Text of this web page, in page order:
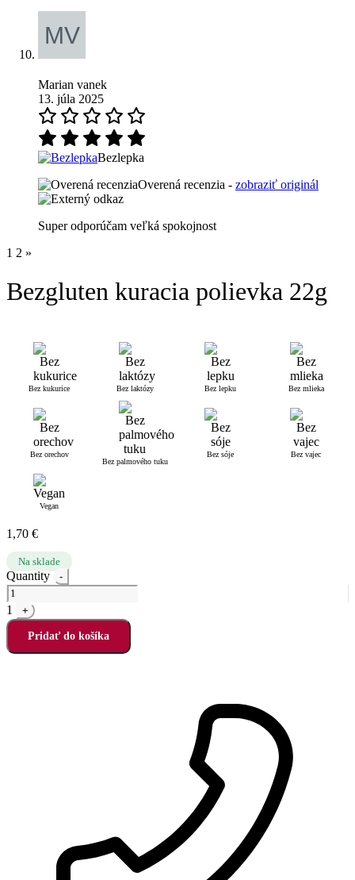
Marian vanek
13. júla 2025
Bezlepka
Overená recenzia - zobraziť originál
Super odporúčam veľká spokojnost
1 2 »
Bezgluten kuracia polievka 22g
Bez kukurice Bez laktózy Bez lepku Bez mlieka
Bez orechov
Bez palmového tuku
Bez sóje Bez vajec
Vegan
1,70 €
Na sklade
Quantity -
1 +
Pridať do košíka